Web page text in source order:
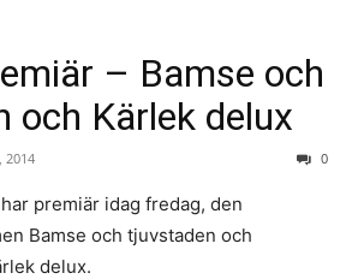
– Bamse och
och Kärlek delux
2014 0
premiär idag fredag, den
Bamse och tjuvstaden och
delux.